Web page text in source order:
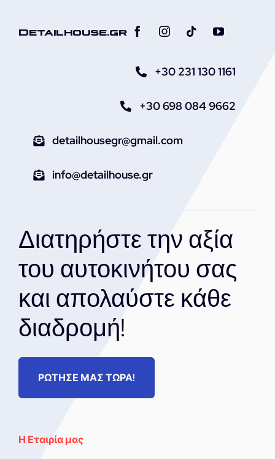
Detailhouse.gr
+30 231 130 1161
+30 698 084 9662
detailhousegr@gmail.com
info@detailhouse.gr
Διατηρήστε την αξία
του αυτοκινήτου σας
και απολαύστε κάθε
διαδρομή!
ΡΩΤΗΣΕ ΜΑΣ ΤΩΡΑ!
Η Εταιρία μας